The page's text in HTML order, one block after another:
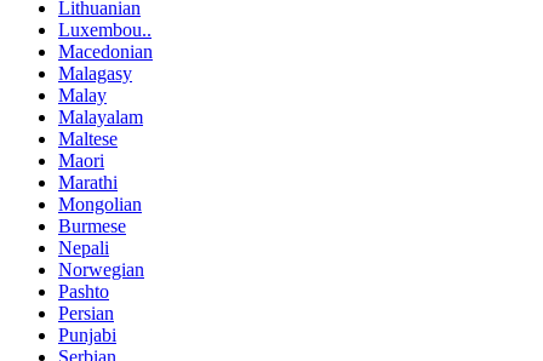
Lithuanian
Luxembou..
Macedonian
Malagasy
Malay
Malayalam
Maltese
Maori
Marathi
Mongolian
Burmese
Nepali
Norwegian
Pashto
Persian
Punjabi